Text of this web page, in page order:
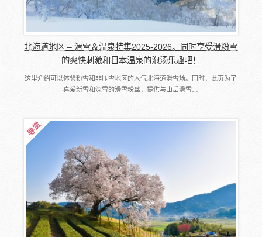
北海道地区 – 滑雪＆温泉特集2025-2026。同时享受滑粉雪
的爽快刺激和日本温泉的泡汤乐趣吧！
这里介绍可以体验粉雪和非压雪地区的人气北海道滑雪场。同时，此页为了
喜爱新雪和深雪的滑雪粉丝，提供与山岳滑雪…